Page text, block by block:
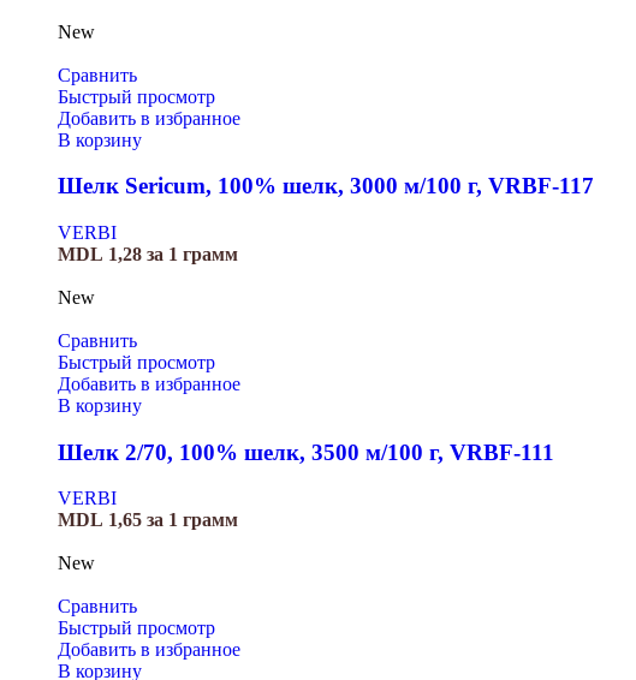
New
Сравнить
Быстрый просмотр
Добавить в избранное
В корзину
Шелк Sericum, 100% шелк, 3000 м/100 г, VRBF-117
VERBI
MDL 1,28 за 1 грамм
New
Сравнить
Быстрый просмотр
Добавить в избранное
В корзину
Шелк 2/70, 100% шелк, 3500 м/100 г, VRBF-111
VERBI
MDL 1,65 за 1 грамм
New
Сравнить
Быстрый просмотр
Добавить в избранное
В корзину